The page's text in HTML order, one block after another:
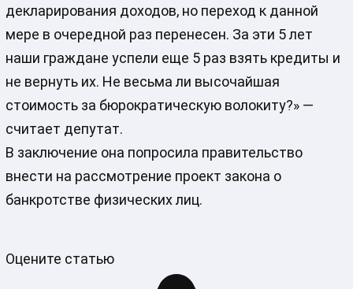
декларирования доходов, но переход к данной
мере в очередной раз перенесен. За эти 5 лет
наши граждане успели еще 5 раз взять кредиты и
не вернуть их. Не весьма ли высочайшая
стоимость за бюрократическую волокиту?» —
считает депутат.
В заключение она попросила правительство
внести на рассмотрение проект закона о
банкротстве физических лиц.
Оцените статью